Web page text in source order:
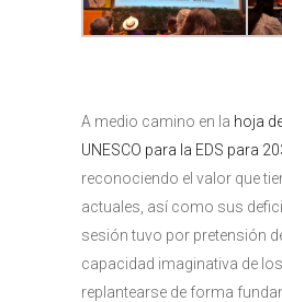
A medio camino en la hoja
UNESCO para la EDS para
reconociendo el valor que
actuales, así como sus
sesión tuvo por pretensión
capacidad imaginativa de
replantearse de forma